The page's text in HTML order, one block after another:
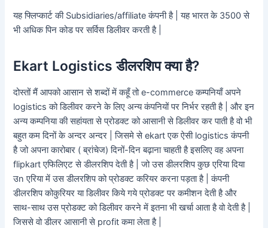
यह फ्लिप्कार्ट की Subsidiaries/affiliate कंपनी है | यह भारत के 3500 से
भी अधिक पिन कोड पर सर्विस डिलीवर करती है |
Ekart Logistics डीलरशिप क्या है?
दोस्तों मैं आपको आसान से शब्दों में कहूँ तो e-commerce कम्पनियाँ अपने
logistics को डिलीवर करने के लिए अन्य कंपनियों पर निर्भर रहती है | और इन
अन्य कम्पनिया की सहांयता से प्रोडक्ट को आसानी से डिलीवर कर पाती है वो भी
बहुत कम दिनों के अन्दर अन्दर | जिसमे से ekart एक ऐसी logistics कंपनी
है जो अपना कारोबार ( ब्रांचेज) दिनों-दिन बढ़ाना चाहती है इसलिए वह अपना
flipkart एफिलिएट से डीलरशिप देती है | जो उस डीलरशिप कुछ एरिया दिया
उn एरिया में उस डीलरशिप को प्रोडक्ट करियर करना पड़ता है | कंपनी
डीलरशिप कोकुरियर या डिलीवर किये गये प्रोडक्ट पर कमीशन देती है और
साथ-साथ उस प्रोडक्ट को डिलीवर करने में इतना भी खर्चा आता है वो देती है |
जिससे वो डीलर आसानी से profit कमा लेता है |